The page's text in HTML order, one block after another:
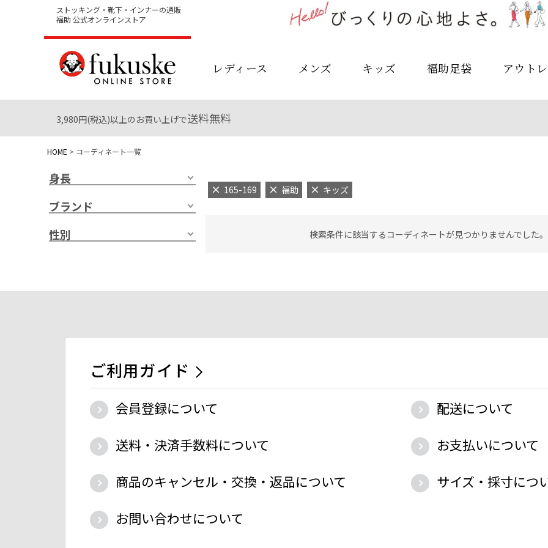
ストッキング・靴下・インナーの通販
福助 公式オンラインストア
レディース メンズ キッズ 福助足袋 アウト
3,980円(税込)以上のお買い上げで送料無料
HOME コーディネート一覧
身長
ブランド
性別
165-169 福助 キッズ
検索条件に該当するコーディネートが見つかりませんでした
ご利用ガイド
会員登録について
配送について
送料・決済手数料について
お支払いについて
商品のキャンセル・交換・返品について
サイズ・採寸につ
お問い合わせについて